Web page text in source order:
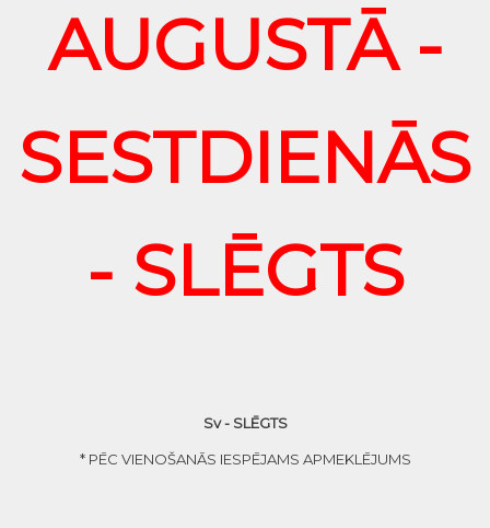
AUGUSTĀ -
SESTDIENĀS
- SLĒGTS
Sv - SLĒGTS
* PĒC VIENOŠANĀS IESPĒJAMS APMEKLĒJUMS